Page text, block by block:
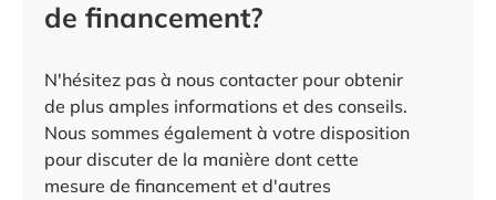
de financement?
N'hésitez pas à nous contacter pour obtenir
de plus amples informations et des conseils.
Nous sommes également à votre disposition
pour discuter de la manière dont cette
mesure de financement et d'autres